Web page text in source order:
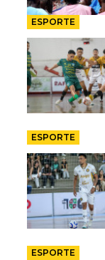
ESPORTE
ESPORTE
ESPORTE